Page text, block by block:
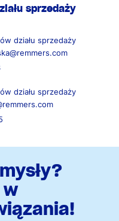
sprzedaży
działu sprzedaży
działu sprzedaży
w